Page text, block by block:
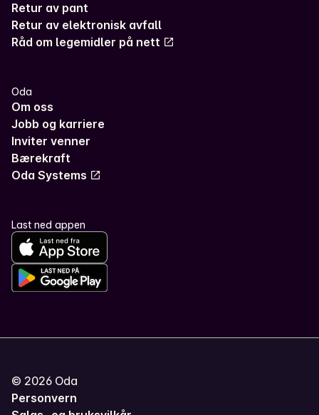
Retur av pant
Retur av elektronisk avfall
Råd om legemidler på nett
Oda
Om oss
Jobb og karriere
Inviter venner
Bærekraft
Oda Systems
Last ned appen
© 2026 Oda
Personvern